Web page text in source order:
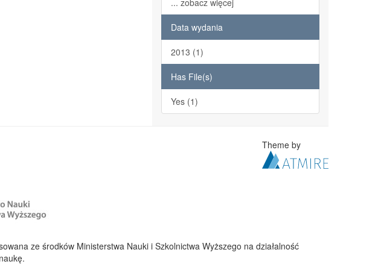
... zobacz więcej
Data wydania
2013 (1)
Has File(s)
Yes (1)
Theme by
ze środków Ministerstwa Nauki i Szkolnictwa Wyższego na działalność